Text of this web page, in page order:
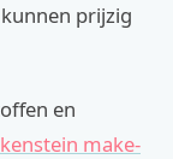
prijzig
en
make-